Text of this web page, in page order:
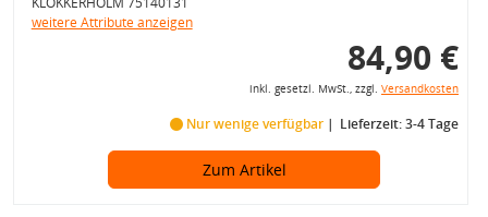
weitere Attribute anzeigen
84,90 €
inkl. gesetzl. MwSt., zzgl. Versandkosten
Nur wenige verfügbar Lieferzeit: 3-4 Tage
Zum Artikel